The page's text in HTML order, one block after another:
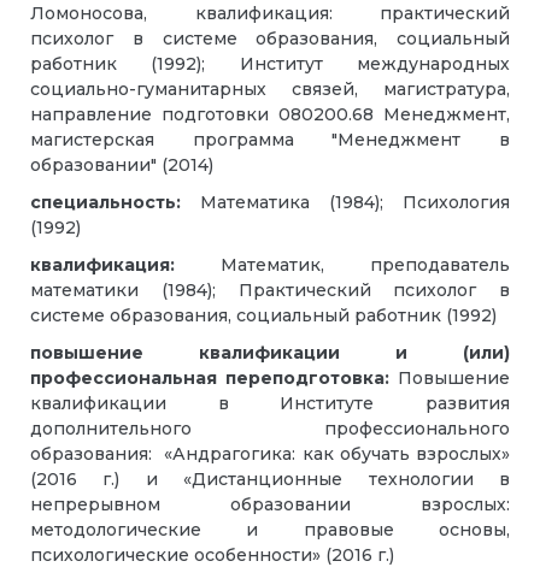
Ломоносова, квалификация: практический
психолог в системе образования, социальный
работник (1992); Институт международных
социально-гуманитарных связей, магистратура,
направление подготовки 080200.68 Менеджмент,
магистерская программа "Менеджмент в
образовании" (2014)
специальность: Математика (1984); Психология
(1992)
квалификация: Математик, преподаватель
математики (1984); Практический психолог в
системе образования, социальный работник (1992)
повышение квалификации и (или)
профессиональная переподготовка: Повышение
квалификации в Институте развития
дополнительного профессионального
образования: «Андрагогика: как обучать взрослых»
(2016 г.) и «Дистанционные технологии в
непрерывном образовании взрослых:
методологические и правовые основы,
психологические особенности» (2016 г.)